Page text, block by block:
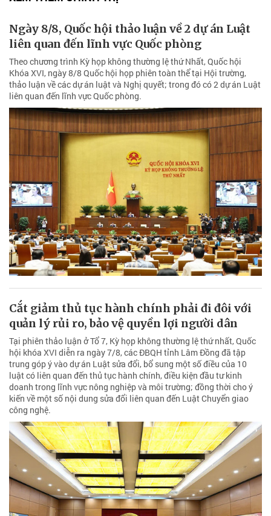
Ngày 8/8, Quốc hội thảo luận về 2 dự án Luật
liên quan đến lĩnh vực Quốc phòng
Theo chương trình Kỳ họp không thường lệ thứ Nhất, Quốc hội
Khóa XVI, ngày 8/8 Quốc hội họp phiên toàn thể tại Hội trường,
thảo luận về các dự án luật và Nghị quyết; trong đó có 2 dự án Luật
liên quan đến lĩnh vực Quốc phòng.
Cắt giảm thủ tục hành chính phải đi đôi với
quản lý rủi ro, bảo vệ quyền lợi người dân
Tại phiên thảo luận ở Tổ 7, Kỳ họp không thường lệ thứ nhất, Quốc
hội khóa XVI diễn ra ngày 7/8, các ĐBQH tỉnh Lâm Đồng đã tập
trung góp ý vào dự án Luật sửa đổi, bổ sung một số điều của 10
luật có liên quan đến thủ tục hành chính, điều kiện đầu tư kinh
doanh trong lĩnh vực nông nghiệp và môi trường; đồng thời cho ý
kiến về một số nội dung sửa đổi liên quan đến Luật Chuyển giao
công nghệ.